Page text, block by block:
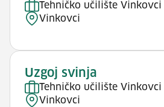
Tehničko učilište Vinkovci
Vinkovci
Uzgoj svinja
Tehničko učilište Vinkovci
Vinkovci